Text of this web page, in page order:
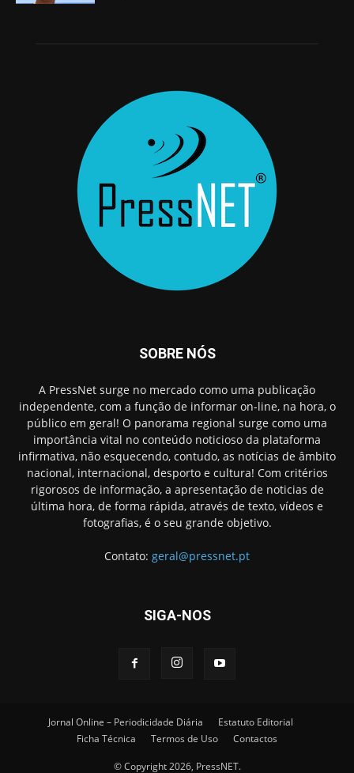
SOBRE NÓS
A PressNet surge no mercado como uma publicação
independente, com a função de informar on-line, na hora, o
público em geral! O panorama regional surge como uma
importância vital no conteúdo noticioso da plataforma
infirmativa, não esquecendo, contudo, as notícias de âmbito
nacional, internacional, desporto e cultura! Com critérios
rigorosos de informação, a apresentação de noticias de
última hora, de forma rápida, através de texto, vídeos e
fotografias, é o seu grande objetivo.
Contato: geral@pressnet.pt
SIGA-NOS
Jornal Online – Periodicidade Diária
Estatuto Editorial
Ficha Técnica
Termos de Uso Contactos
© Copyright 2026, PressNET.